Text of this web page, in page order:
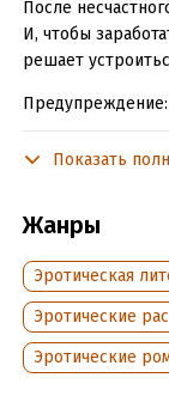
После
И, чтобы
решает
Предупреждение:
Подробная
Дата написания:
Объем:177272
Год издания:2024
Дата
Показать
Жанры
Эротическая
Эротические
Эротические